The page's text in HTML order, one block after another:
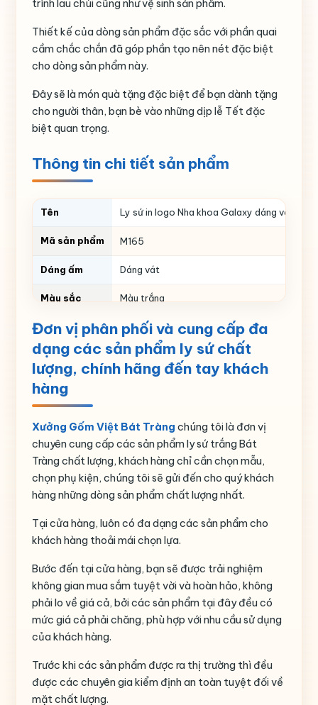
trình lau chùi cũng như vệ sinh sản phẩm.
Thiết kế của dòng sản phẩm đặc sắc với phần quai
cầm chắc chắn đã góp phần tạo nên nét đặc biệt
cho dòng sản phẩm này.
Đây sẽ là món quà tặng đặc biệt để bạn dành tặng
cho người thân, bạn bè vào những dịp lễ Tết đặc
biệt quan trọng.
Thông tin chi tiết sản phẩm
Tên Ly sứ in logo Nha khoa Galaxy dáng vát có
Mã sản phẩm M165
Dáng ấm Dáng vát
Màu sắc Màu trắng
Thể tích ml
Họa tiết In chữ
Nguồn gốc
Đơn vị phân phối và cung cấp đa
dạng các sản phẩm ly sứ chất
lượng, chính hãng đến tay khách
hàng
Xưởng Gốm Việt Bát Tràng chúng tôi là đơn vị
chuyên cung cấp các sản phẩm ly sứ trắng Bát
Tràng chất lượng, khách hàng chỉ cần chọn mẫu,
chọn phụ kiện, chúng tôi sẽ gửi đến cho quý khách
hàng những dòng sản phẩm chất lượng nhất.
Tại cửa hàng, luôn có đa dạng các sản phẩm cho
khách hàng thoải mái chọn lựa.
Bước đến tại cửa hàng, bạn sẽ được trải nghiệm
không gian mua sắm tuyệt vời và hoàn hảo, không
phải lo về giá cả, bởi các sản phẩm tại đây đều có
mức giá cả phải chăng, phù hợp với nhu cầu sử dụng
của khách hàng.
Trước khi các sản phẩm được ra thị trường thì đều
được các chuyên gia kiểm định an toàn tuyệt đối về
mặt chất lượng.